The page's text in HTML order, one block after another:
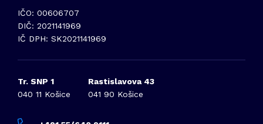
IČO: 00606707
DIČ: 2021141969
IČ DPH: SK2021141969
Tr. SNP 1
040 11 Košice
Rastislavova 43
041 90 Košice